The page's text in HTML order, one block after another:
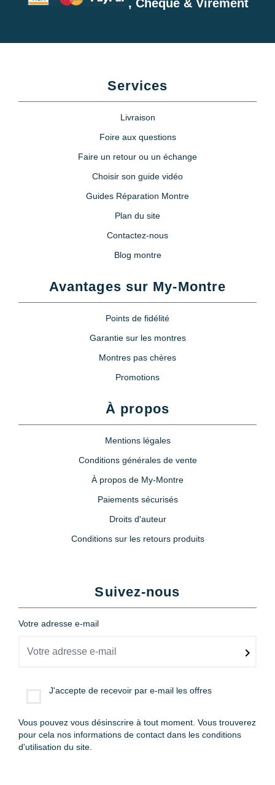
, Chèque & Virement
Services
Livraison
Foire aux questions
Faire un retour ou un échange
Choisir son guide vidéo
Guides Réparation Montre
Plan du site
Contactez-nous
Blog montre
Avantages sur My-Montre
Points de fidélité
Garantie sur les montres
Montres pas chères
Promotions
À propos
Mentions légales
Conditions générales de vente
À propos de My-Montre
Paiements sécurisés
Droits d'auteur
Conditions sur les retours produits
Suivez-nous
Votre adresse e-mail
J'accepte de recevoir par e-mail les offres
Vous pouvez vous désinscrire à tout moment. Vous trouverez
pour cela nos informations de contact dans les conditions
d'utilisation du site.